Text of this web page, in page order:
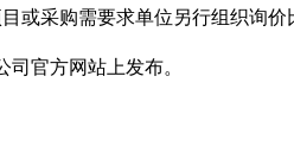
或采购需要求单位另行组织询价
官方网站上发布。